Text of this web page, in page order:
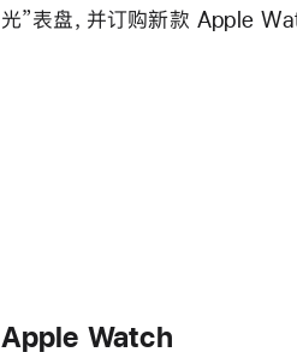
光”表盘，并订购新款 Apple
Apple Watch